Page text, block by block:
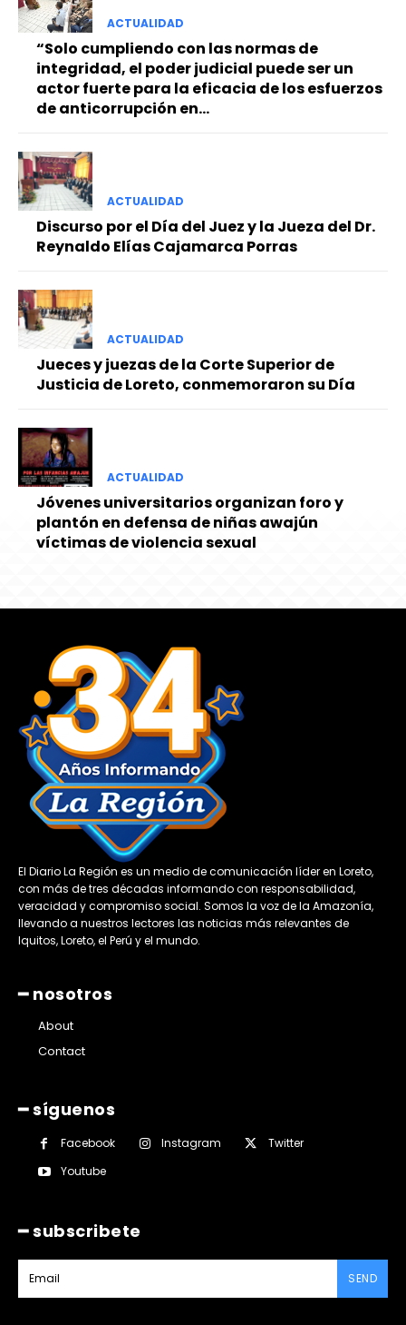
ACTUALIDAD
“Solo cumpliendo con las normas de
integridad, el poder judicial puede ser un
actor fuerte para la eficacia de los esfuerzos
de anticorrupción en...
ACTUALIDAD
Discurso por el Día del Juez y la Jueza del Dr.
Reynaldo Elías Cajamarca Porras
ACTUALIDAD
Jueces y juezas de la Corte Superior de
Justicia de Loreto, conmemoraron su Día
ACTUALIDAD
Jóvenes universitarios organizan foro y
plantón en defensa de niñas awajún
víctimas de violencia sexual
El Diario La Región es un medio de comunicación líder en Loreto,
con más de tres décadas informando con responsabilidad,
veracidad y compromiso social. Somos la voz de la Amazonía,
llevando a nuestros lectores las noticias más relevantes de
Iquitos, Loreto, el Perú y el mundo.
━ nosotros
About
Contact
━ síguenos
Facebook Instagram
Twitter
Youtube
━ subscribete
SEND